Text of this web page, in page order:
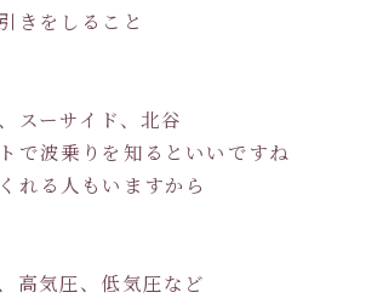
きをしること
スーサイド、北谷
で波乗りを知るといいですね
れる人もいますから
高気圧、低気圧など